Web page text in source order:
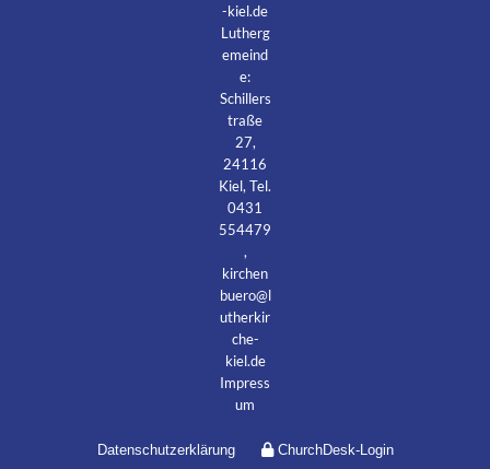
-kiel.de
Lutherg
emeind
e:
Schillers
traße
27,
24116
Kiel, Tel.
0431
554479
,
kirchen
buero@l
utherkir
che-
kiel.de
Impress
um
Datenschutzerklärung ChurchDesk-Login